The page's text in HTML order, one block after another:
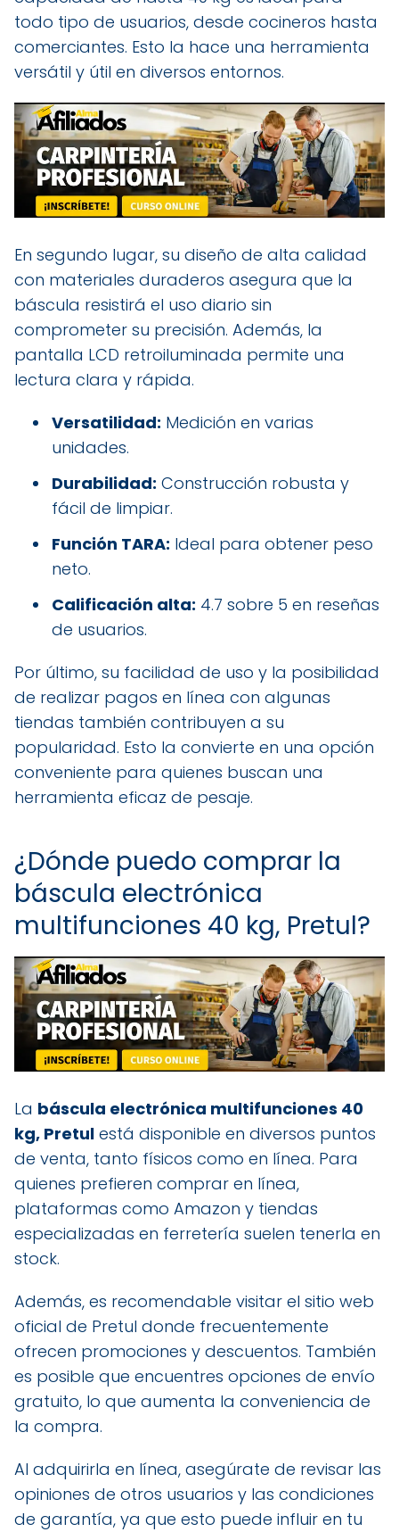
todo tipo de usuarios, desde cocineros hasta
comerciantes. Esto la hace una herramienta
versátil y útil en diversos entornos.
En segundo lugar, su diseño de alta calidad
con materiales duraderos asegura que la
báscula resistirá el uso diario sin
comprometer su precisión. Además, la
pantalla LCD retroiluminada permite una
lectura clara y rápida.
Versatilidad: Medición en varias
unidades.
Durabilidad: Construcción robusta y
fácil de limpiar.
Función TARA: Ideal para obtener peso
neto.
Calificación alta: 4.7 sobre 5 en reseñas
de usuarios.
Por último, su facilidad de uso y la posibilidad
de realizar pagos en línea con algunas
tiendas también contribuyen a su
popularidad. Esto la convierte en una opción
conveniente para quienes buscan una
herramienta eficaz de pesaje.
¿Dónde puedo comprar la
báscula electrónica
multifunciones 40 kg, Pretul?
La báscula electrónica multifunciones 40
kg, Pretul está disponible en diversos puntos
de venta, tanto físicos como en línea. Para
quienes prefieren comprar en línea,
plataformas como Amazon y tiendas
especializadas en ferretería suelen tenerla en
stock.
Además, es recomendable visitar el sitio web
oficial de Pretul donde frecuentemente
ofrecen promociones y descuentos. También
es posible que encuentres opciones de envío
gratuito, lo que aumenta la conveniencia de
la compra.
Al adquirirla en línea, asegúrate de revisar las
opiniones de otros usuarios y las condiciones
de garantía, ya que esto puede influir en tu